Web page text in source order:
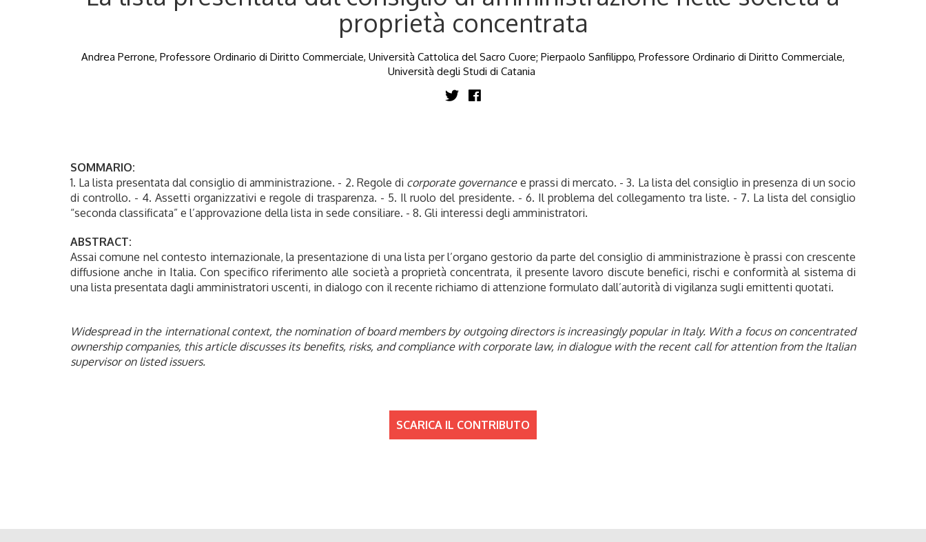
proprietà concentrata
Andrea Perrone, Professore Ordinario di Diritto Commerciale, Università Cattolica del Sacro Cuore; Pierpaolo Sanfilippo, Professore Ordinario di Diritto Commerciale,
Università degli Studi di Catania
SOMMARIO:
1. La lista presentata dal consiglio di amministrazione. - 2. Regole di corporate governancee prassi di mercato. - 3. La lista del consiglio in presenza di un socio
di controllo. - 4. Assetti organizzativi e regole di trasparenza. - 5. Il ruolo del presidente. - 6. Il problema del collegamento tra liste. - 7. La lista del consiglio
“seconda classificata” e l’approvazione della lista in sede consiliare. - 8. Gli interessi degli amministratori.
ABSTRACT:
Assai comune nel contesto internazionale, la presentazione di una lista per l’organo gestorio da parte del consiglio di amministrazione è prassi con crescente
diffusione anche in Italia. Con specifico riferimento alle società a proprietà concentrata, il presente lavoro discute benefici, rischi e conformità al sistema di
una lista presentata dagli amministratori uscenti, in dialogo con il recente richiamo di attenzione formulato dall’autorità di vigilanza sugli emittenti quotati.
Widespread in the international context, the nomination of board members by outgoing directors is increasingly popular in Italy. With a focus on concentrated
ownership companies, this article discusses its benefits, risks, and compliance with corporate law, in dialogue with the recent call for attention from the Italian
supervisor on listed issuers.
SCARICA IL CONTRIBUTO